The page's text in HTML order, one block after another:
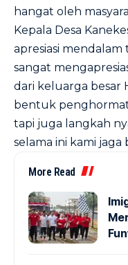
hangat oleh
Kepala Desa
apresiasi mendalam
sangat
dari keluarga besar
bentuk
tapi juga langkah
selama ini kami jaga
More Read